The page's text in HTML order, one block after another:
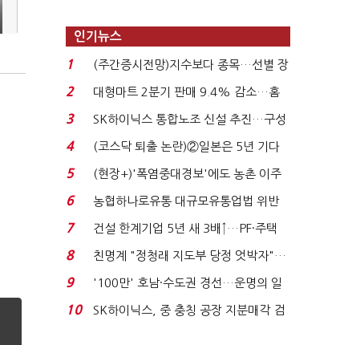
인기뉴스
1
(주간증시전망)지수보다 종목…선별 장
세 이어진다...
2
대형마트 2분기 판매 9.4% 감소…홈
플러스 사태 여파...
3
SK하이닉스 통합노조 신설 추진…구성
원 간 성과급 불...
4
(코스닥 퇴출 논란)②일본은 5년 기다
려주는데 우리는 ...
5
(현장+)'폭염중대경보'에도 농촌 이주
노동자는 강행군…'야...
6
농협하나로유통 대규모유통업법 위반
적발…공정위, 과...
7
건설 한계기업 5년 새 3배↑…PF·주택
침체에 재무 ...
8
친명계 "정청래 지도부 당정 엇박자"…
친청계 "신천지 오...
9
'100만' 호남·수도권 경선…운명의 일
주일
10
SK하이닉스, 중 충칭 공장 지분매각 검